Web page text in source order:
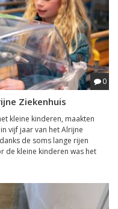
0
Ziekenhuis
kleine kinderen, maakten
vijf jaar van het Alrijne
de soms lange rijen
kleine kinderen was het